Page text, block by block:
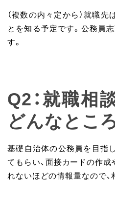
（複数の内々定から）就職
とを知る予定です。公務員
す。
Q2：就職相
どんなとこ
基礎自治体の公務員を目指
てもらい、面接カードの作
れないほどの情報量なので